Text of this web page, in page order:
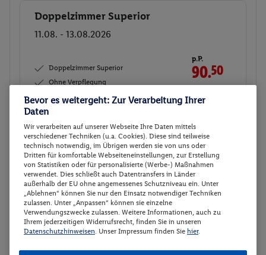
Buchen
Doppelzimmer Superior
11.08. - 13.08.2026
Doppelzimmer Superior
Ohne Verpflegung
p.P.
90.50
Veranstalter:
Weitere Informationen des
Veranstalters
Buchen
Buchen
Doppelzimmer Superior
12.08. - 14.08.2026
Doppelzimmer Superior
p.P.
90.
Gesamt 181 €
Bevor es weitergeht: Zur Verarbeitung Ihrer
Daten
Wir verarbeiten auf unserer Webseite Ihre Daten mittels
verschiedener Techniken (u.a. Cookies). Diese sind teilweise
technisch notwendig, im Übrigen werden sie von uns oder
Dritten für komfortable Webseiteneinstellungen, zur Erstellung
von Statistiken oder für personalisierte (Werbe-) Maßnahmen
verwendet. Dies schließt auch Datentransfers in Länder
außerhalb der EU ohne angemessenes Schutzniveau ein. Unter
„Ablehnen“ können Sie nur den Einsatz notwendiger Techniken
zulassen. Unter „Anpassen“ können sie einzelne
Verwendungszwecke zulassen. Weitere Informationen, auch zu
Ihrem jederzeitigen Widerrufsrecht, finden Sie in unseren
Datenschutzhinweisen. Unser Impressum finden Sie hier.